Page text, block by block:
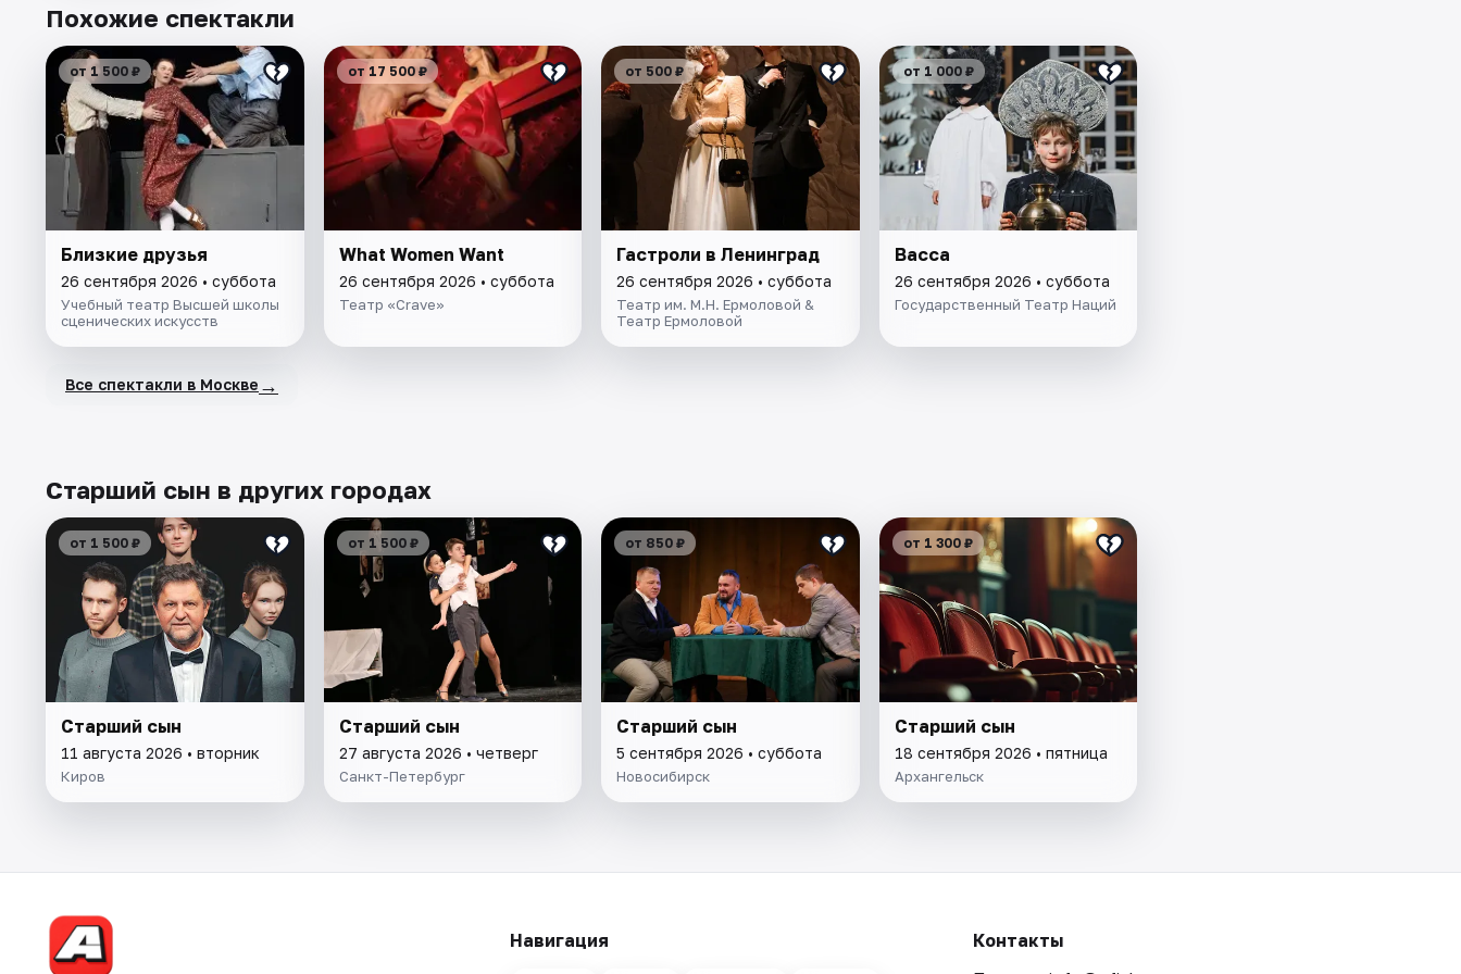
Похожие спектакли
от 1 500 ₽
Близкие друзья
26 сентября 2026 • суббота
Учебный театр Высшей школы
сценических искусств
от 17 500 ₽
What Women Want
26 сентября 2026 • суббота
Театр «Crave»
от 500 ₽
Гастроли в Ленинград
26 сентября 2026 • суббота
Театр им. М.Н. Ермоловой &
Театр Ермоловой
от 1 000 ₽
Васса
26 сентября 2026 • суббота
Государственный Театр Наций
Все спектакли в Москве →
Старший сын в других городах
от 1 500 ₽
Старший сын
11 августа 2026 • вторник
Киров
от 1 500 ₽
Старший сын
27 августа 2026 • четверг
Санкт-Петербург
от 850 ₽
Старший сын
5 сентября 2026 • суббота
Новосибирск
от 1 300 ₽
Старший сын
18 сентября 2026 • пятница
Архангельск
Навигация
Контакты